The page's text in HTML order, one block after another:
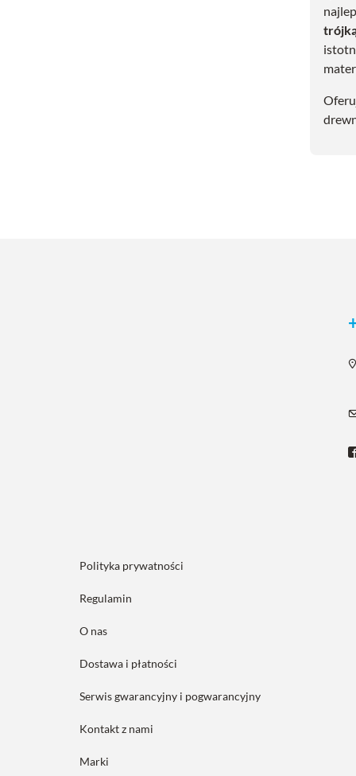
Polityka prywatności
Regulamin
O nas
Dostawa i płatności
Serwis gwarancyjny i pogwarancyjny
Kontakt z nami
Marki